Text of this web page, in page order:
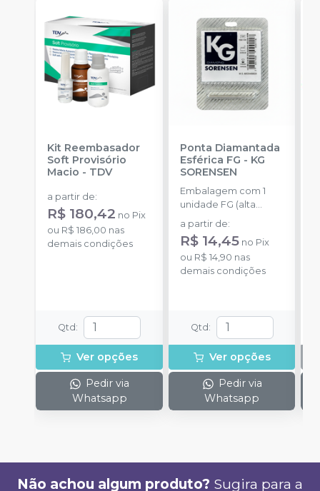
Kit Reembasador
Soft Provisório
Macio - TDV
a partir de:
R$ 180,42 no Pix
ou R$ 186,00 nas
demais condições
Qtd :
Ver opções
Pedir via
Whatsapp
Ponta Diamantada
Esférica FG - KG
SORENSEN
Embalagem com 1
unidade FG (alta
rotação).
a partir de:
R$ 14,45 no Pix
ou R$ 14,90 nas
demais condições
Qtd :
Ver opções
Pedir via
Whatsapp
Não achou algum produto? Sugira para a